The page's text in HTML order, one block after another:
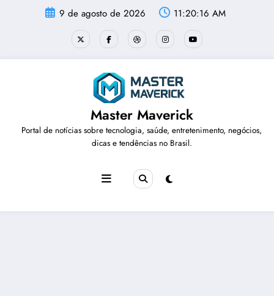
9 de agosto de 2026 11:20:16 AM
Master Maverick
Portal de notícias sobre tecnologia, saúde, entretenimento, negócios,
dicas e tendências no Brasil.